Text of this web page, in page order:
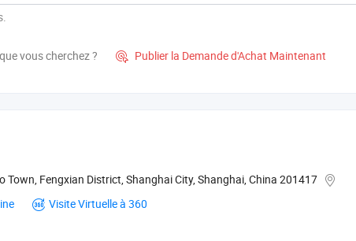
vous cherchez ?  Publier la Demande d'Achat Maintenant
Town, Fengxian District, Shanghai City, Shanghai, China 201417
Visite Virtuelle à 360